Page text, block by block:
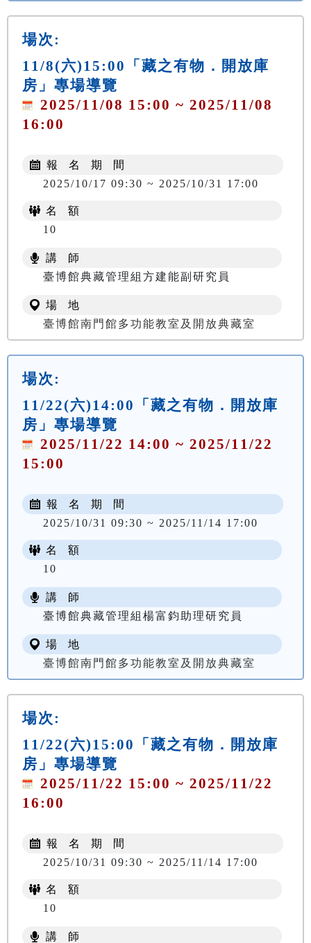
場次:
11/8(六)15:00「藏之有物．開放庫
房」專場導覽
2025/11/08 15:00 ~ 2025/11/08
16:00
報 名 期 間
2025/10/17 09:30 ~ 2025/10/31 17:00
名 額
10
講 師
臺博館典藏管理組方建能副研究員
場 地
臺博館南門館多功能教室及開放典藏室
場次:
11/22(六)14:00「藏之有物．開放庫
房」專場導覽
2025/11/22 14:00 ~ 2025/11/22
15:00
報 名 期 間
2025/10/31 09:30 ~ 2025/11/14 17:00
名 額
10
講 師
臺博館典藏管理組楊富鈞助理研究員
場 地
臺博館南門館多功能教室及開放典藏室
場次:
11/22(六)15:00「藏之有物．開放庫
房」專場導覽
2025/11/22 15:00 ~ 2025/11/22
16:00
報 名 期 間
2025/10/31 09:30 ~ 2025/11/14 17:00
名 額
10
講 師